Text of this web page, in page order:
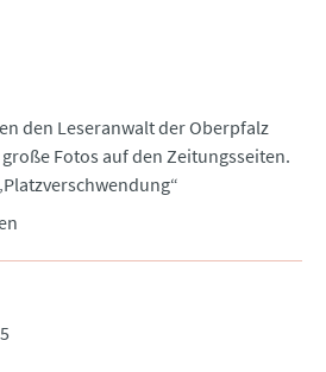
den Leseranwalt der Oberpfalz
Fotos auf den Zeitungsseiten.